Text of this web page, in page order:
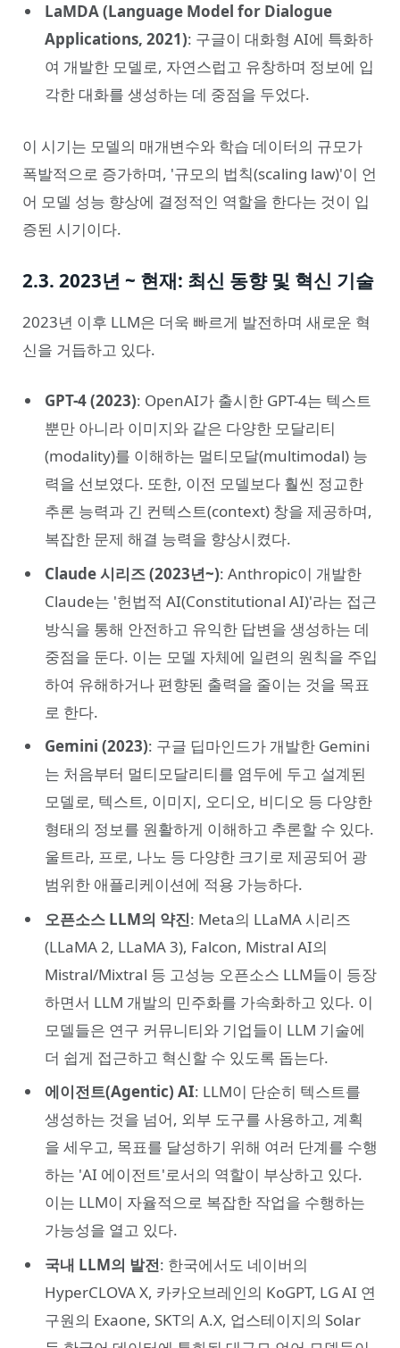
LaMDA (Language Model for Dialogue
Applications, 2021): 구글이 대화형 AI에 특화하
여 개발한 모델로, 자연스럽고 유창하며 정보에 입
각한 대화를 생성하는 데 중점을 두었다.
이 시기는 모델의 매개변수와 학습 데이터의 규모가
폭발적으로 증가하며, '규모의 법칙(scaling law)'이 언
어 모델 성능 향상에 결정적인 역할을 한다는 것이 입
증된 시기이다.
2.3. 2023년 ~ 현재: 최신 동향 및 혁신 기술
2023년 이후 LLM은 더욱 빠르게 발전하며 새로운 혁
신을 거듭하고 있다.
GPT-4 (2023): OpenAI가 출시한 GPT-4는 텍스트
뿐만 아니라 이미지와 같은 다양한 모달리티
(modality)를 이해하는 멀티모달(multimodal) 능
력을 선보였다. 또한, 이전 모델보다 훨씬 정교한
추론 능력과 긴 컨텍스트(context) 창을 제공하며,
복잡한 문제 해결 능력을 향상시켰다.
Claude 시리즈 (2023년~): Anthropic이 개발한
Claude는 '헌법적 AI(Constitutional AI)'라는 접근
방식을 통해 안전하고 유익한 답변을 생성하는 데
중점을 둔다. 이는 모델 자체에 일련의 원칙을 주입
하여 유해하거나 편향된 출력을 줄이는 것을 목표
로 한다.
Gemini (2023): 구글 딥마인드가 개발한 Gemini
는 처음부터 멀티모달리티를 염두에 두고 설계된
모델로, 텍스트, 이미지, 오디오, 비디오 등 다양한
형태의 정보를 원활하게 이해하고 추론할 수 있다.
울트라, 프로, 나노 등 다양한 크기로 제공되어 광
범위한 애플리케이션에 적용 가능하다.
오픈소스 LLM의 약진: Meta의 LLaMA 시리즈
(LLaMA 2, LLaMA 3), Falcon, Mistral AI의
Mistral/Mixtral 등 고성능 오픈소스 LLM들이 등장
하면서 LLM 개발의 민주화를 가속화하고 있다. 이
모델들은 연구 커뮤니티와 기업들이 LLM 기술에
더 쉽게 접근하고 혁신할 수 있도록 돕는다.
에이전트(Agentic) AI: LLM이 단순히 텍스트를
생성하는 것을 넘어, 외부 도구를 사용하고, 계획
을 세우고, 목표를 달성하기 위해 여러 단계를 수행
하는 'AI 에이전트'로서의 역할이 부상하고 있다.
이는 LLM이 자율적으로 복잡한 작업을 수행하는
가능성을 열고 있다.
국내 LLM의 발전: 한국에서도 네이버의
HyperCLOVA X, 카카오브레인의 KoGPT, LG AI 연
구원의 Exaone, SKT의 A.X, 업스테이지의 Solar